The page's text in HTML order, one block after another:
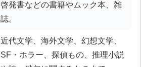
啓発書などの書籍やムック本、雑
誌。
近代文学、海外文学、幻想文学、
SF・ホラー、探偵もの、推理小説